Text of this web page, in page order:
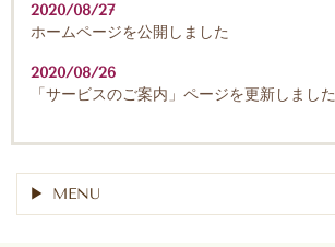
2020/08/27
ホームページを公開しました
2020/08/26
「サービスのご案内」ページを更新しました
MENU